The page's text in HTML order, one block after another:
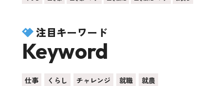
注目キーワード
Keyword
仕事 くらし チャレンジ 就職
就農